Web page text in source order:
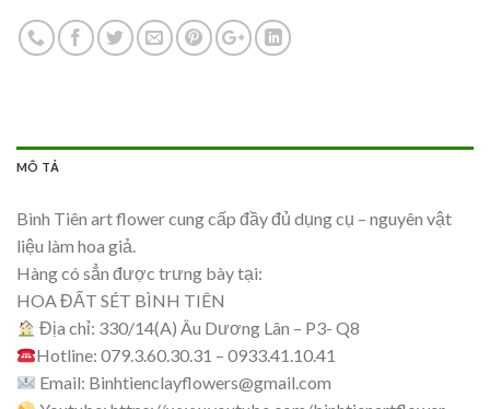
MÔ TẢ
Bình Tiên art flower cung cấp đầy đủ dụng cụ – nguyên vật
liệu làm hoa giả.
Hàng có sẳn được trưng bày tại:
HOA ĐẤT SÉT BÌNH TIÊN
Địa chỉ: 330/14(A) Âu Dương Lân – P3- Q8
Hotline: 079.3.60.30.31 – 0933.41.10.41
Email: Binhtienclayflowers@gmail.com